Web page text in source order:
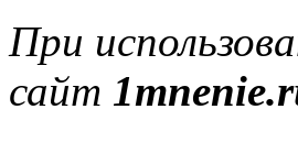
При
сайт